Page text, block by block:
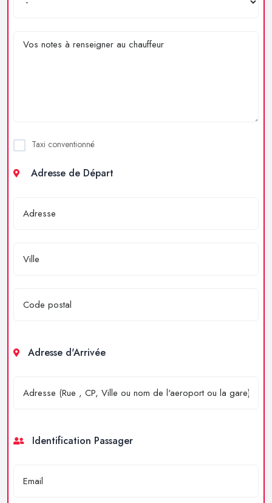
Taxi conventionné
Adresse de Départ
Adresse d'Arrivée
Identification Passager